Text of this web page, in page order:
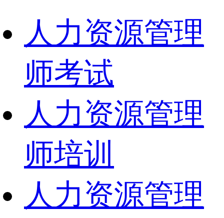
人力资源管理
师考试
人力资源管理
师培训
人力资源管理